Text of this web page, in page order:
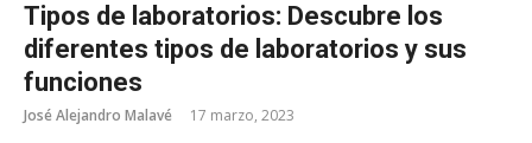
Tipos de laboratorios: Descubre los
diferentes tipos de laboratorios y sus
funciones
José Alejandro Malavé 17 marzo, 2023